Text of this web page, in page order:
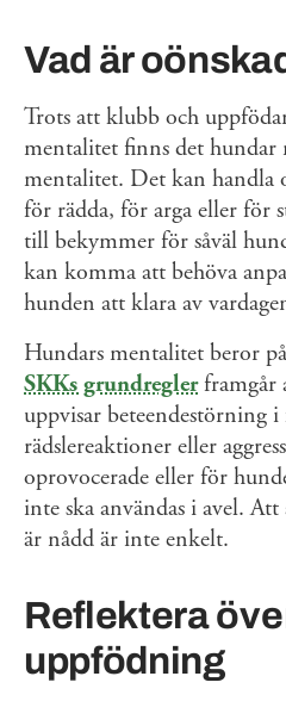
Vad är
Trots att klubb och
mentalitet finns det hundar
mentalitet. Det kan handla
för rädda, för arga eller för
till bekymmer för såväl
kan komma att behöva
hunden att klara av
Hundars mentalitet beror
SKKs grundreglerframgår
uppvisar beteendestörning
rädslereaktioner eller
oprovocerade eller för
inte ska användas i avel.
är nådd är inte enkelt.
Reflektera
uppfödning